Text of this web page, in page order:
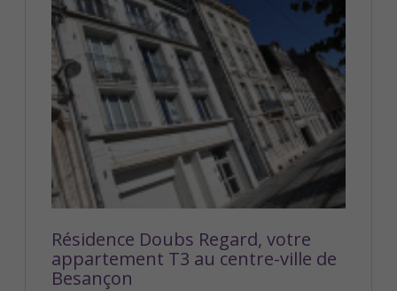
Résidence Doubs Regard, votre
appartement T3 au centre-ville de
Besançon